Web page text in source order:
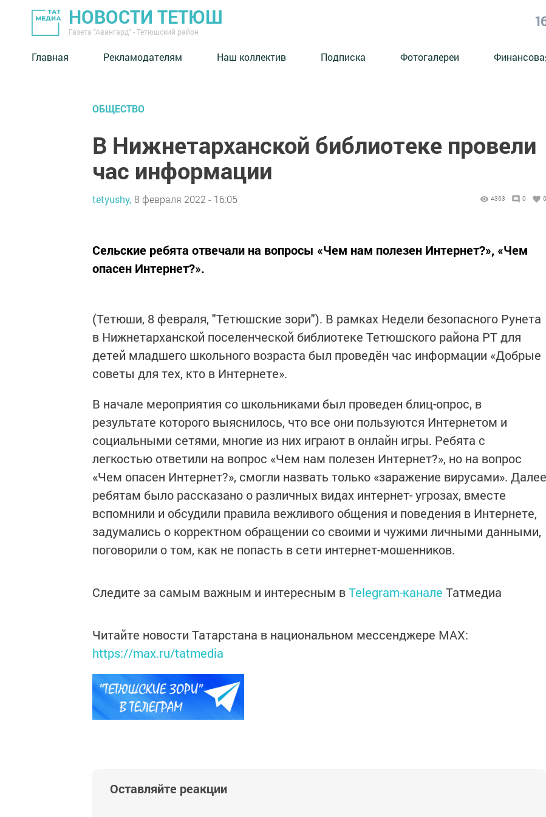
НОВОСТИ ТЕТЮШ
Газета "Авангард" - Тетюшский район
Главная Рекламодателям Наш коллектив Подписка Фотогалереи
ОБЩЕСТВО
В Нижнетарханской библиотеке провели
час информации
tetyushy, 8 февраля 2022 - 16:05 4363 0 0
Сельские ребята отвечали на вопросы «Чем нам полезен Интернет?», «Чем
опасен Интернет?».
(Тетюши, 8 февраля, "Тетюшские зори"). В рамках Недели безопасного Рунета
в Нижнетарханской поселенческой библиотеке Тетюшского района РТ для
детей младшего школьного возраста был проведён час информации «Добрые
советы для тех, кто в Интернете».
В начале мероприятия со школьниками был проведен блиц-опрос, в
результате которого выяснилось, что все они пользуются Интернетом и
социальными сетями, многие из них играют в онлайн игры. Ребята с
легкостью ответили на вопрос «Чем нам полезен Интернет?», но на вопрос
«Чем опасен Интернет?», смогли назвать только «заражение вирусами». Далее
ребятам было рассказано о различных видах интернет- угрозах, вместе
вспомнили и обсудили правила вежливого общения и поведения в Интернете,
задумались о корректном обращении со своими и чужими личными данными,
поговорили о том, как не попасть в сети интернет-мошенников.
Следите за самым важным и интересным вTelegram-канале Татмедиа
Читайте новости Татарстана в национальном мессенджере MАХ:
https://max.ru/tatmedia
Оставляйте реакции